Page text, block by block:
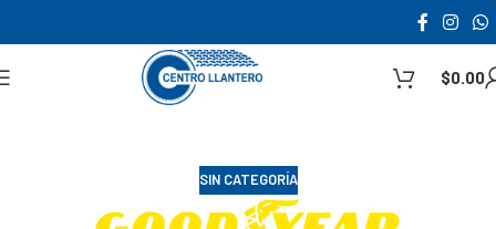
$0.00
SIN CATEGORÍA